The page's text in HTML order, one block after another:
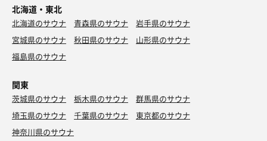
黒生
北海道・東北
北海道のサウナ 青森県のサウナ
岩手県のサウナ
宮城県のサウナ
秋田県のサウナ
山形県のサウナ
福島県のサウナ
関東
茨城県のサウナ 栃木県のサウナ
群馬県のサウナ
埼玉県のサウナ
千葉県のサウナ
東京都のサウナ
神奈川県のサウナ